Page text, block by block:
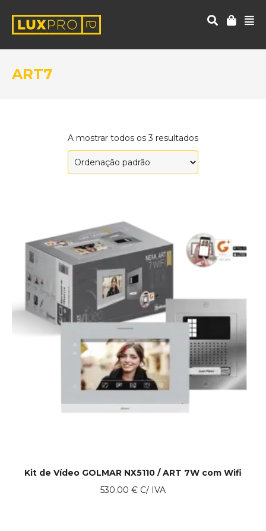
ART7
A mostrar todos os 3 resultados
Kit de Vídeo GOLMAR NX5110 / ART 7W com Wifi
530.00 € C/ IVA